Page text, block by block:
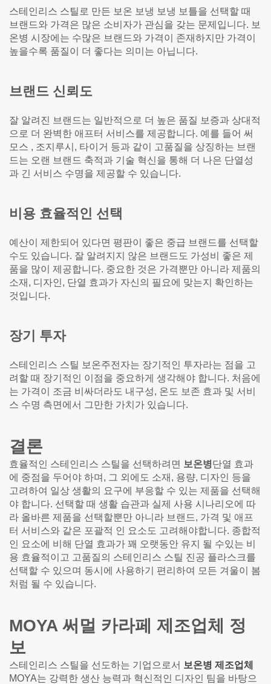
스테인리스 스틸로 만든 보온 보냉 보냉 보틀을 선택할 때
브랜드와 가격은 많은 소비자가 관심을 갖는 문제입니다. 보
온병 시장에는 수많은 브랜드와 가격이 존재하지만 가격이
높을수록 품질이 더 좋다는 의미는 아닙니다.
브랜드 신뢰도
잘 알려진 브랜드는 일반적으로 더 높은 품질 보증과 상대적
으로 더 완벽한 애프터 서비스를 제공합니다. 예를 들어 써
모스 , 조지루시, 타이거 등과 같이 고품질을 상징하는 브랜
드는 오랜 브랜드 축적과 기술 혁신을 통해 더 나은 단열성
과 긴 서비스 수명을 제공할 수 있습니다.
비용 효율적인 선택
예산이 제한되어 있다면 평판이 좋은 중급 브랜드를 선택할
수도 있습니다. 잘 알려지지 않은 브랜드도 가성비 좋은 제
품을 많이 제공합니다. 중요한 것은 가격뿐만 아니라 제품의
소재, 디자인, 단열 효과가 자신의 필요에 맞는지 확인하는
것입니다.
장기 투자
스테인리스 스틸 보온주전자는 장기적인 투자라는 점을 고
려할 때 장기적인 이점을 중요하게 생각해야 합니다. 처음에
는 가격이 조금 비싸더라도 내구성, 온도 보존 효과 및 서비
스 수명 측면에서 그만한 가치가 있습니다.
결론
효율적인 스테인리스 스틸을 선택하려면 보온병단열 효과
에 중점을 두어야 하며, 그 외에도 소재, 용량, 디자인 등을
고려하여 일상 생활의 요구에 부응할 수 있는 제품을 선택해
야 합니다. 선택할 때 생활 습관과 실제 사용 시나리오에 따
라 올바른 제품을 선택할뿐만 아니라 브랜드, 가격 및 애프
터 서비스와 같은 포괄적 인 요소도 고려해야합니다. 종합적
인 요소에 비해 단열 효과가 꽤 오랫동안 유지 될 수있는 비
용 효율적이고 고품질의 스테인리스 스틸 진공 플라스크를
선택할 수 있으며 동시에 사용하기 편리하여 모든 겨울이 봄
처럼 될 수 있습니다.
MOYA 써멀 카라페 제조업체 정
보
스테인리스 스틸을 선도하는 기업으로서 보온병 제조업체
MOYA는 강력한 생산 능력과 혁신적인 디자인 팀을 바탕으